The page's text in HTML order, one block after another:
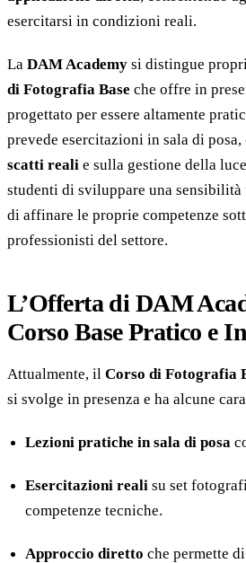
esercitarsi in condizioni reali.
La DAM Academy si distingue
di Fotografia Base che offre in
progettato per essere altamente
prevede esercitazioni in sala di
scatti reali e sulla gestione della
studenti di sviluppare una
di affinare le proprie competenze
professionisti del settore.
L’Offerta di DAM
Corso Base Pratico e
Attualmente, il Corso di Fotografia
si svolge in presenza e ha alcune
Lezioni pratiche in sala di posa
Esercitazioni reali su set
competenze tecniche.
Approccio diretto che permette